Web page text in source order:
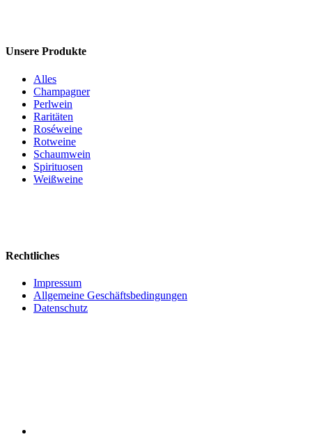
Unsere Produkte
Alles
Champagner
Perlwein
Raritäten
Roséweine
Rotweine
Schaumwein
Spirituosen
Weißweine
Rechtliches
Impressum
Allgemeine Geschäftsbedingungen
Datenschutz